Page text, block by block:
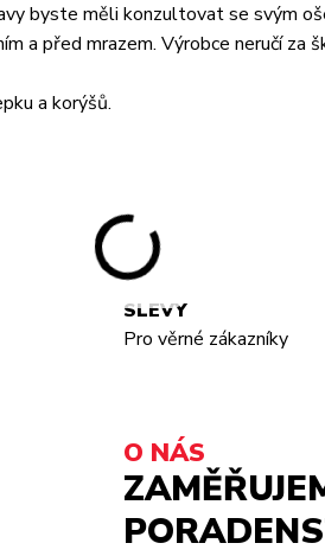
byste měli konzultovat se svým
a před mrazem. Výrobce neručí za
a korýšů.
SLEVY
Pro věrné zákazníky
O NÁS